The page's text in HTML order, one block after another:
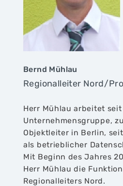
Bernd Mühlau
Regionalleiter Nord/
Herr Mühlau arbeitet
Unternehmensgruppe,
Objektleiter in Berlin,
als betrieblicher
Mit Beginn des Jahres
Herr Mühlau die
Regionalleiters Nord.